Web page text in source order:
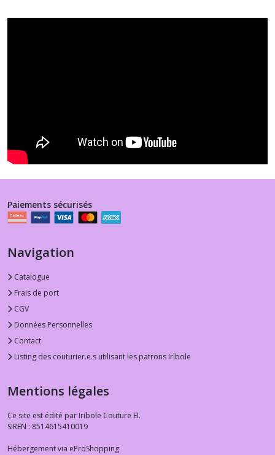
Paiements sécurisés
Navigation
Catalogue
Frais de port
CGV
Données Personnelles
Contact
Listing des couturier.e.s utilisant les patrons Iribole
Mentions légales
Ce site est édité par Iribole Couture EI.
SIREN : 8514615410019
Hébergement via eProShopping